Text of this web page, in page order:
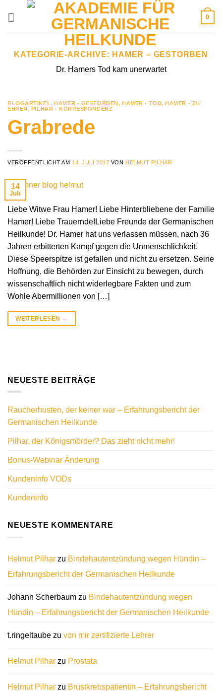
0
KATEGORIE-ARCHIVE: HAMER – GESTORBEN
Dr. Hamers Tod kam unerwartet
BLOGARTIKEL,HAMER - GESTORBEN, HAMER - TOD,HAMER - ZU
EHREN, PILHAR - KORRESPONDENZ
Grabrede
VERÖFFENTLICHT AM 14. JULI 2017 VON HELMUT PILHAR
14
Juli
Liebe Witwe Frau Hamer! Liebe Hinterbliebene der Familie
Hamer! Liebe Trauernde!Liebe Freunde der Germanischen
Heilkunde! Dr. Hamer hat uns verlassen müssen, nach 36
Jahren erbitterten Kampf gegen die Unmenschlichkeit.
Diese Speerspitze ist gefallen und nicht zu ersetzen. Seine
Hoffnung, die Behörden zur Einsicht zu bewegen, durch
wissenschaftlich nicht widerlegbare Fakten und zum
Wohle Abermillionen von […]
WEITERLESEN →
NEUESTE BEITRÄGE
Raucherhusten, der keiner war – Erfahrungsbericht der
Germanischen Heilkunde
Pilhar, der Königsmörder? Das zieht nicht mehr!
Bonus-Webinar Änderung
Kundeninfo VODs
Kundeninfo
NEUESTE KOMMENTARE
Helmut Pilhar zu Bindehautentzündung wegen Hündin –
Erfahrungsbericht der Germanischen Heilkunde
Johann Scherbaum zu Bindehautentzündung wegen
Hündin – Erfahrungsbericht der Germanischen Heilkunde
t.ringeltaube zu von mir zertifizierte Lehrer
Helmut Pilhar zu Prostata
Helmut Pilhar zu Brustkrebspatientin – Erfahrungsbericht